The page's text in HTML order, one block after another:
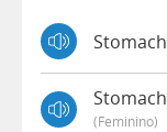
(feminino)